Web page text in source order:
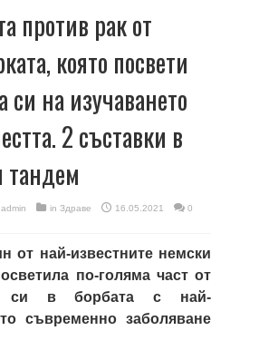
против рак от
която посвети
си на изучаването
2 съставки в
admin in Здраве 16.05.2021
0
от най-известните немски
по-голяма част от
си в борбата с най-
съвременно заболяване